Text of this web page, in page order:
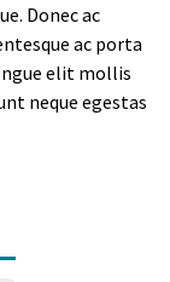
Donec ac
ac porta
elit mollis
neque egestas